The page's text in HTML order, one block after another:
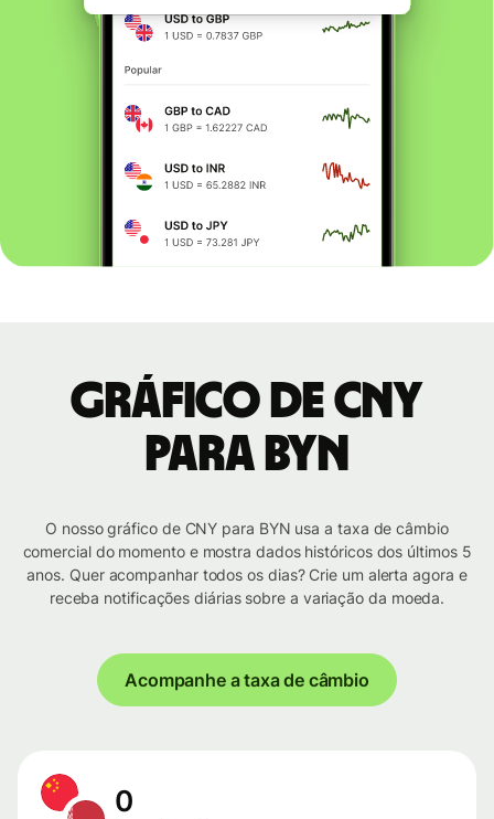
Gráfico de CNY
para BYN
O nosso gráfico de CNY para BYN usa a taxa de câmbio
comercial do momento e mostra dados históricos dos últimos 5
anos. Quer acompanhar todos os dias? Crie um alerta agora e
receba notificações diárias sobre a variação da moeda.
Acompanhe a taxa de câmbio
0